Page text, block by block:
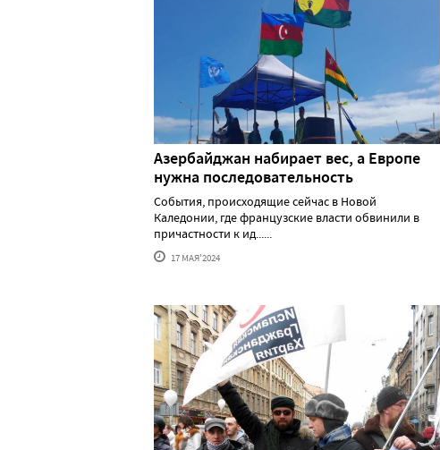
Азербайджан набирает вес, а Европе
нужна последовательность
События, происходящие сейчас в Новой
Каледонии, где французские власти обвинили в
причастности к ид......
17 МАЯ'2024